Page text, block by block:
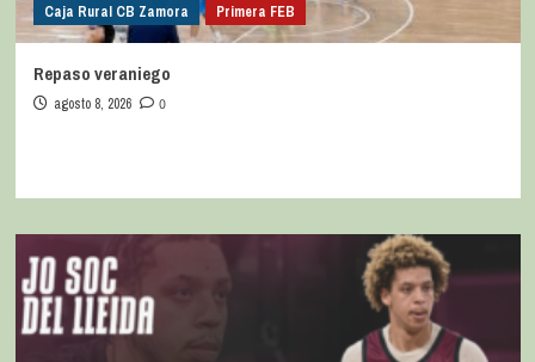
Caja Rural CB Zamora Primera FEB
Repaso veraniego
agosto 8, 2026 0